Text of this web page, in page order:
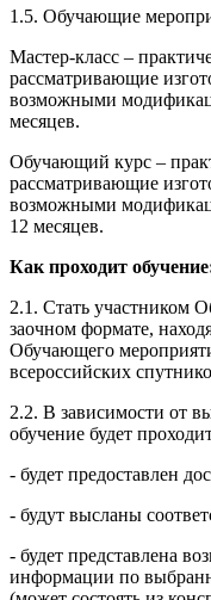
1.5. Обучающие
Мастер-класс –
рассматривающие
возможными
месяцев.
Обучающий курс –
рассматривающие
возможными
12 месяцев.
Как проходит
2.1. Стать участником
заочном формате,
Обучающего
всероссийских
2.2. В зависимости от
обучение будет
- будет предоставлен
- будут высланы
- будет представлена
информации по